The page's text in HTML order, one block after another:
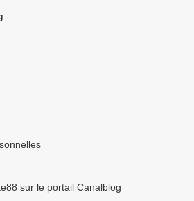
sur le portail Canalblog